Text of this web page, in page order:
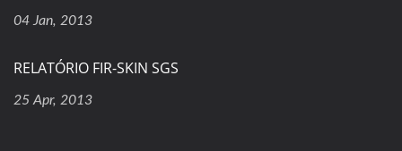
04 Jan, 2013
RELATÓRIO FIR-SKIN SGS
25 Apr, 2013